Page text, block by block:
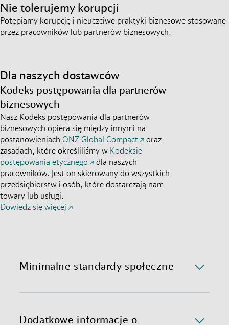
Nie tolerujemy korupcji
Potępiamy korupcję i nieuczciwe praktyki biznesowe stosowane
przez pracowników lub partnerów biznesowych.
Dla naszych dostawców
Kodeks postępowania dla partnerów
biznesowych
Nasz Kodeks postępowania dla partnerów
biznesowych opiera się między innymi na
postanowieniach ONZ Global Compact
oraz
zasadach, które określiliśmy w Kodeksie
postępowania etycznego
dla naszych
pracowników. Jest on skierowany do wszystkich
przedsiębiorstw i osób, które dostarczają nam
towary lub usługi.
Dowiedz się więcej
Minimalne standardy społeczne
Dzięki naszym minimalnym standardom społecznym,
deklaracjami. Opierają się na naszym kodeksie
Dodatkowe informacje o